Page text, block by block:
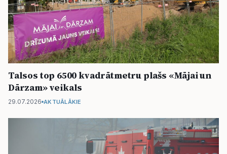
Talsos top 6500 kvadrātmetru plašs «Mājai un
Dārzam» veikals
29.07.2026 AKTUĀLĀKIE